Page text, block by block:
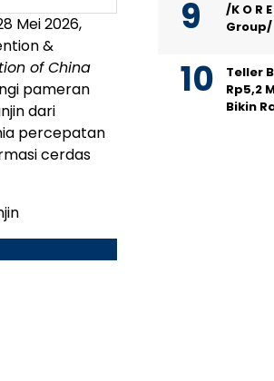
Mei 2026,
&
of China
pameran
dari
percepatan
cerdas
/K O R
Group/
Teller
Rp5,2
Bikin